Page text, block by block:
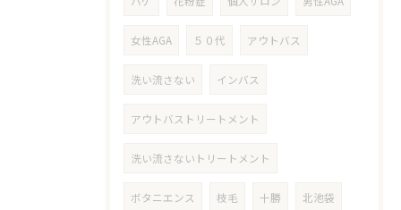
女性AGA ５０代 アウトバス
洗い流さない インバス
アウトバストリートメント
洗い流さないトリートメント
ボタニエンス 枝毛 十勝 北池袋